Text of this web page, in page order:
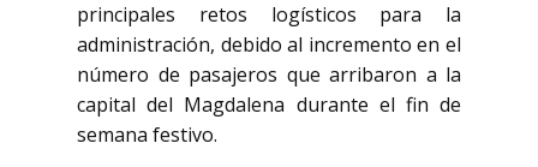
principales retos logísticos para la
administración, debido al incremento en el
número de pasajeros que arribaron a la
capital del Magdalena durante el fin de
semana festivo.